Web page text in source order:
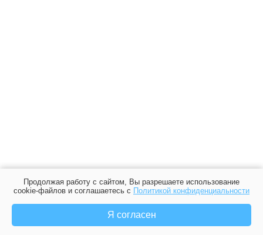
Продолжая работу с сайтом, Вы разрешаете использование
cookie-файлов и соглашаетесь с Политикой конфиденциальности
Я согласен